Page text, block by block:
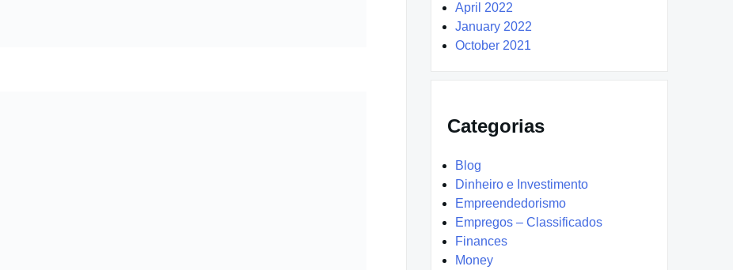
April 2022
January 2022
October 2021
Categorias
Blog
Dinheiro e Investimento
Empreendedorismo
Empregos – Classificados
Finances
Money